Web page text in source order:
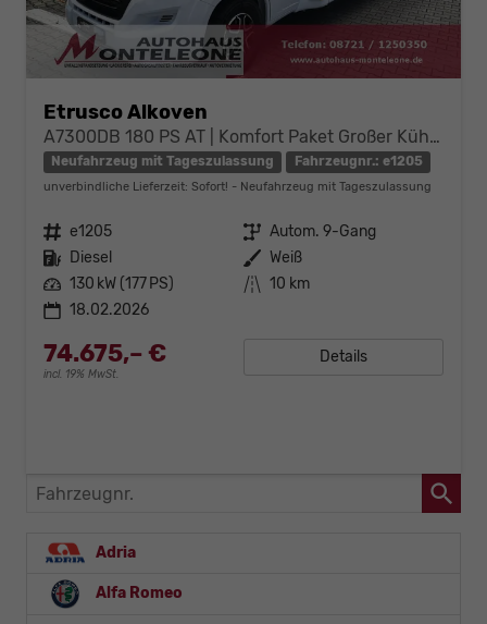
Etrusco Alkoven
A7300DB 180 PS AT | Komfort Paket Großer Kühlschrank Sofort verfügbar
Neufahrzeug mit Tageszulassung Fahrzeugnr.: e1205
unverbindliche Lieferzeit: Sofort! Neufahrzeug mit Tageszulassung
Fahrzeugnr. e1205 Getriebe Autom. 9-Gang
Kraftstoff Diesel Außenfarbe Weiß
Leistung 130 kW (177 PS) Kilometerstand 10 km
18.02.2026
74.675,– €
incl. 19% MwSt.
Details
Fahrzeugnr.
Adria
Alfa Romeo